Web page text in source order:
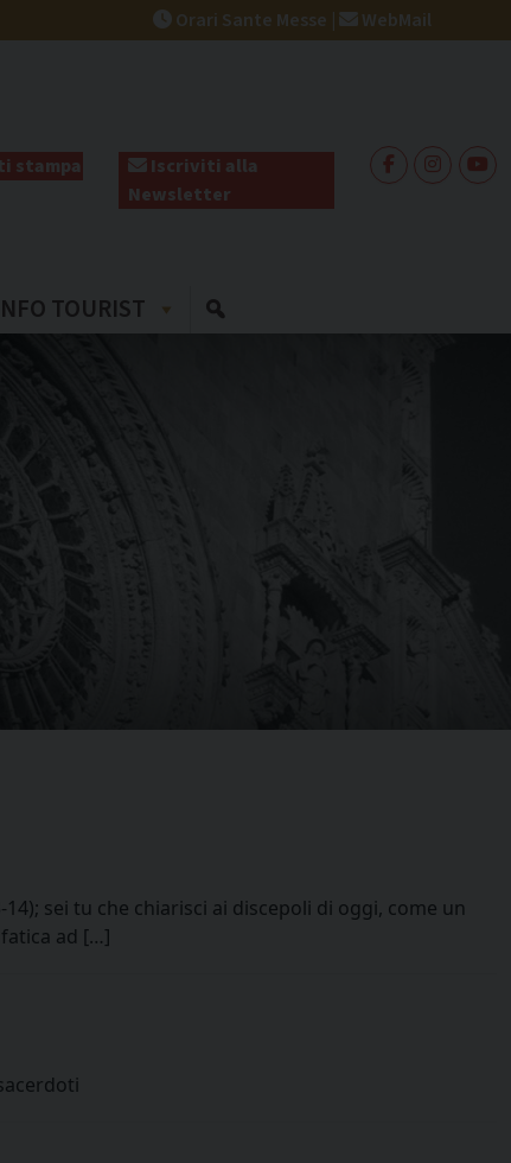
Orari Sante Messe | WebMail
stampa
Iscriviti alla
Newsletter
TOURIST
sei tu che chiarisci ai discepoli di oggi, come un
ad […]